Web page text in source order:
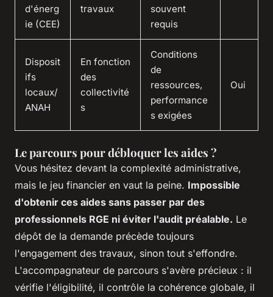
d'énerg
ie (CEE)
travaux
souvent
requis
Disposit
ifs
locaux/
ANAH
En fonction
des
collectivité
s
Conditions
de
ressources,
performance
s exigées
Oui
Le parcours pour débloquer les aides ?
Vous hésitez devant la complexité administrative,
mais le jeu financier en vaut la peine. Impossible
d'obtenir ces aides sans passer par des
professionnels RGE ni éviter l'audit préalable. Le
dépôt de la demande précède toujours
l'engagement des travaux, sinon tout s'effondre.
L'accompagnateur de parcours s'avère précieux : il
vérifie l'éligibilité, il contrôle la cohérence globale, il